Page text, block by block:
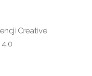
Creative